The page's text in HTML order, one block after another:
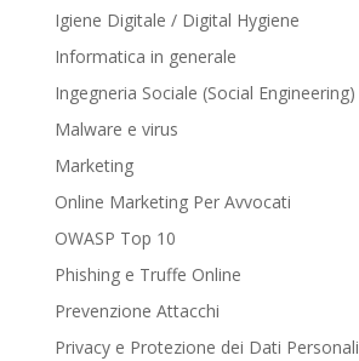
Igiene Digitale / Digital Hygiene
Informatica in generale
Ingegneria Sociale (Social Engineering)
Malware e virus
Marketing
Online Marketing Per Avvocati
OWASP Top 10
Phishing e Truffe Online
Prevenzione Attacchi
Privacy e Protezione dei Dati Personali